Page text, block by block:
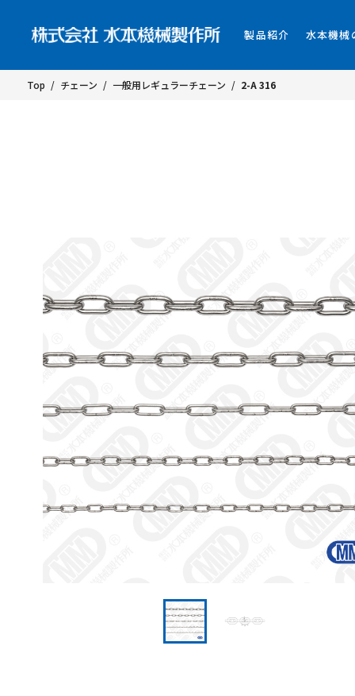
製品紹介 水本機械
Top / チェーン / 一般用レギュラーチェーン / 2-A 316